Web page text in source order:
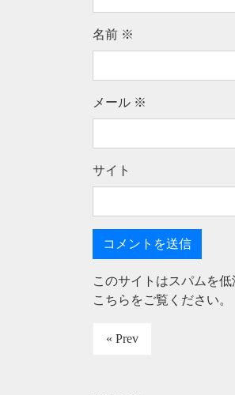
名前 ※
メール ※
サイト
このサイトはスパムを低
こちらをご覧ください。
« Prev